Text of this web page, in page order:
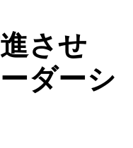
させ
ダーシ